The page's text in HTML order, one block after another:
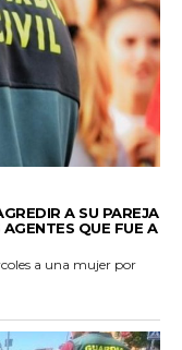
A SU PAREJA
QUE FUE A
a una mujer por